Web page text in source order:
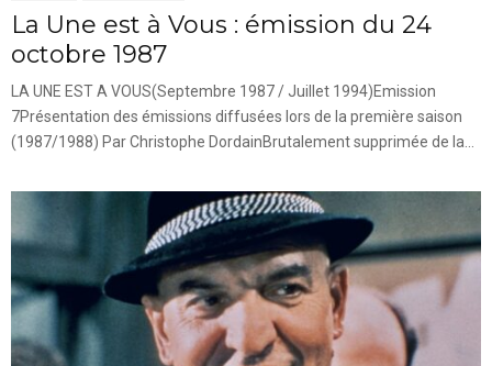
La Une est à Vous : émission du 24
octobre 1987
LA UNE EST A VOUS(Septembre 1987 / Juillet 1994)Emission
7Présentation des émissions diffusées lors de la première saison
(1987/1988) Par Christophe DordainBrutalement supprimée de la...